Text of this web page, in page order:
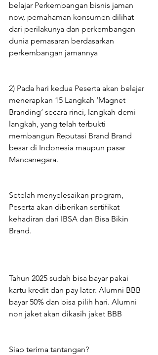
belajar Perkembangan bisnis jaman
now, pemahaman konsumen dilihat
dari perilakunya dan perkembangan
dunia pemasaran berdasarkan
perkembangan jamannya
2) Pada hari kedua Peserta akan belajar
menerapkan 15 Langkah ‘Magnet
Branding’ secara rinci, langkah demi
langkah, yang telah terbukti
membangun Reputasi Brand Brand
besar di Indonesia maupun pasar
Mancanegara.
Setelah menyelesaikan program,
Peserta akan diberikan sertifikat
kehadiran dari IBSA dan Bisa Bikin
Brand.
Tahun 2025 sudah bisa bayar pakai
kartu kredit dan pay later. Alumni BBB
bayar 50% dan bisa pilih hari. Alumni
non jaket akan dikasih jaket BBB
Siap terima tantangan?